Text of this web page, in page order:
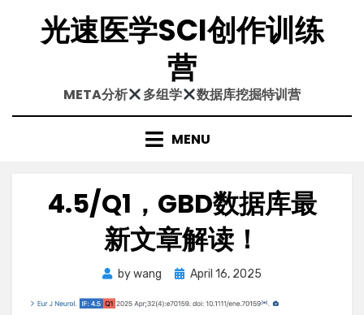
content光速医学SCI创作训练
营
META分析 多组学 数据库挖掘特训营
MENU
4.5/Q1，GBD数据库最
新文章解读！
bywang
Posted
April 16, 2025